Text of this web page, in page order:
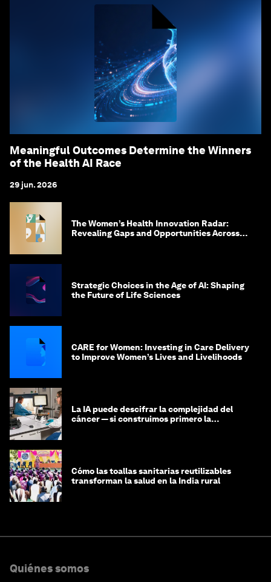
Meaningful Outcomes Determine the Winners
of the Health AI Race
29 jun. 2026
The Women’s Health Innovation Radar:
Revealing Gaps and Opportunities Across
Strategic Choices in the Age of AI: Shaping
the Future of Life Sciences
CARE for Women: Investing in Care Delivery
to Improve Women’s Lives and Livelihoods
La IA puede descifrar la complejidad del
cáncer — si construimos primero la
Cómo las toallas sanitarias reutilizables
transforman la salud en la India rural
Quiénes somos